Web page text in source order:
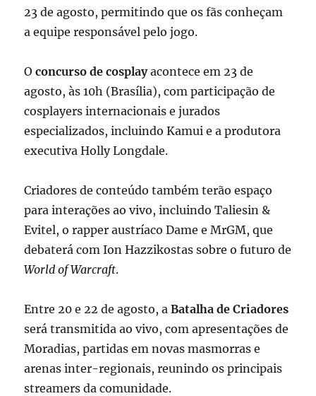
23 de agosto, permitindo que os fãs conheçam
a equipe responsável pelo jogo.
Oconcurso de cosplayacontece em 23 de
agosto, às 10h (Brasília), com participação de
cosplayers internacionais e jurados
especializados, incluindo Kamui e a produtora
executiva Holly Longdale.
Criadores de conteúdo também terão espaço
para interações ao vivo, incluindo Taliesin &
Evitel, o rapper austríaco Dame e MrGM, que
debaterá com Ion Hazzikostas sobre o futuro de
World of Warcraft.
Entre 20 e 22 de agosto, aBatalha de Criadores
será transmitida ao vivo, com apresentações de
Moradias, partidas em novas masmorras e
arenas inter-regionais, reunindo os principais
streamers da comunidade.